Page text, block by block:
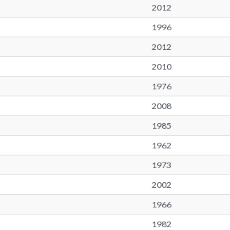
2012
1996
2012
2010
1976
2008
1985
1962
1973
2002
1966
1982